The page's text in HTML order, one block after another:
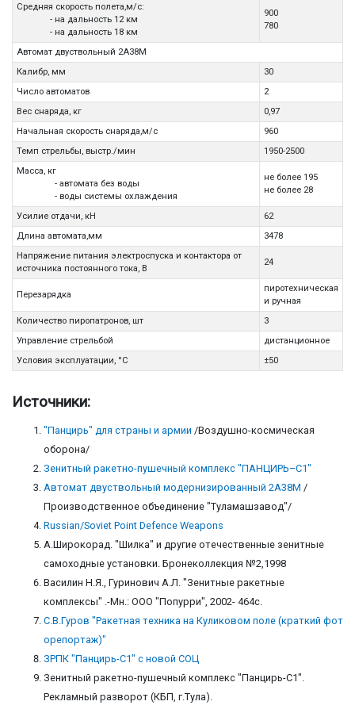
Средняя скорость полета,м/с:
- на дальность 12 км
- на дальность 18 км
900
780
Автомат двуствольный 2А38М
Калибр, мм
30
Число автоматов
2
Вес снаряда, кг
0,97
Начальная скорость снаряда,м/с
960
Темп стрельбы, выстр./мин
1950-2500
Масса, кг
- автомата без воды
- воды системы охлаждения
не более 195
не более 28
Усилие отдачи, кН
62
Длина автомата,мм
3478
Напряжение питания электроспуска и контактора от
источника постоянного тока, В
24
Перезарядка
пиротехническая
и ручная
Количество пиропатронов, шт
3
Управление стрельбой
дистанционное
Условия эксплуатации, °С
±50
Источники:
"Панцирь" для страны и армии /Воздушно-космическая
оборона/
Зенитный ракетно-пушечный комплекс "ПАНЦИРЬ–С1"
Автомат двуствольный модернизированный 2А38М /
Производственное объединение "Туламашзавод"/
Russian/Soviet Point Defence Weapons
А.Широкорад. "Шилка" и другие отечественные зенитные
самоходные установки. Бронеколлекция №2,1998
Василин Н.Я., Гуринович А.Л. "Зенитные ракетные
комплексы" .-Мн.: ООО "Попурри", 2002- 464с.
С.В.Гуров "Ракетная техника на Куликовом поле (краткий фот
орепортаж)"
ЗРПК "Панцирь-С1" с новой СОЦ
Зенитный ракетно-пушечный комплекс "Панцирь-С1".
Рекламный разворот (КБП, г.Тула).